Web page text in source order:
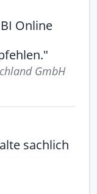
Online
GmbH
sachlich